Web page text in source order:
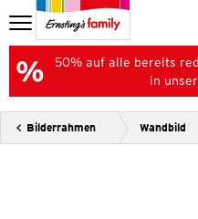
50% auf alle bereits
in
Bilderrahmen Wandbild